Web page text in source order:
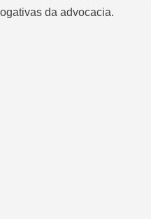
da advocacia.